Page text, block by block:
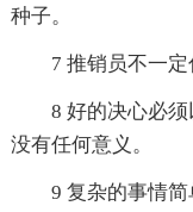
种子。
7 推销员不一
8 好的决心必
没有任何意义。
9 复杂的事情简